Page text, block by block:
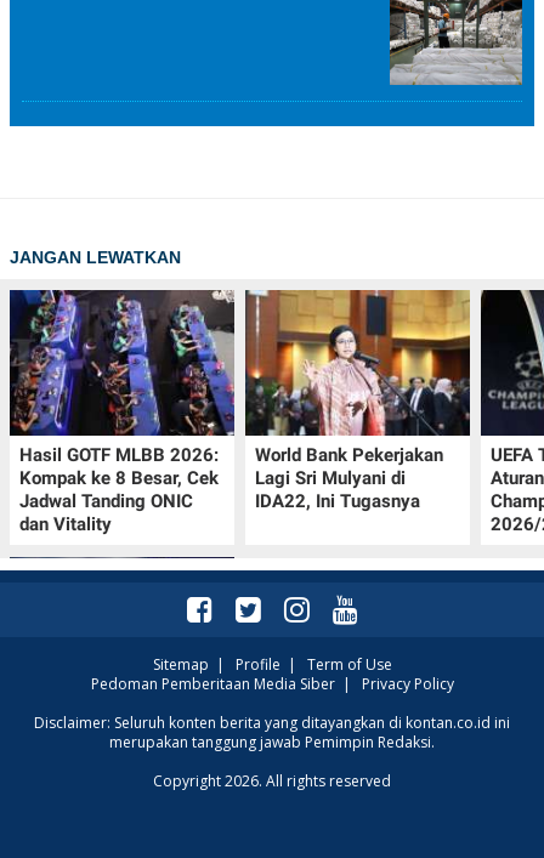
JANGAN LEWATKAN
Hasil GOTF MLBB 2026:
Kompak ke 8 Besar, Cek
Jadwal Tanding ONIC
dan Vitality
World Bank Pekerjakan
Lagi Sri Mulyani di
IDA22, Ini Tugasnya
UEFA
2026/
Krisis Migrasi Ancam
Status Maroko sebagai
Sitemap | Profile | Term of Use
Pedoman Pemberitaan Media Siber| Privacy Policy
Disclaimer: Seluruh konten berita yang ditayangkan di kontan.co.id ini
merupakan tanggung jawab Pemimpin Redaksi.
Copyright 2026. All rights reserved